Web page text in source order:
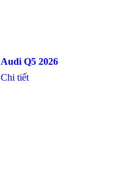
Audi Q5 2026
Chi tiết